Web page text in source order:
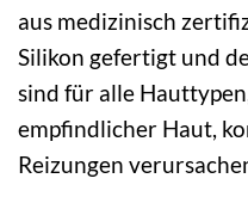
aus medizinisch
Silikon gefertigt und
sind für alle
empfindlicher Haut,
Reizungen